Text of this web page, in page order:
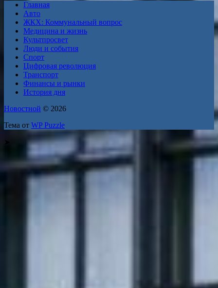
Главная
Авто
ЖКХ: Коммунальный вопрос
Медицина и жизнь
Культпросвет
Люди и события
Спорт
Цифровая революция
Транспорт
Финансы и рынки
История дня
Новостной © 2026
Тема от WP Puzzle
➤